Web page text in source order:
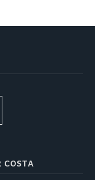
COSTA